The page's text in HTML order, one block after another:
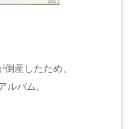
産したため、
バム。